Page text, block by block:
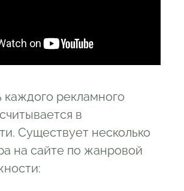
каждого рекламного
в
Существует несколько
на сайте по жанровой